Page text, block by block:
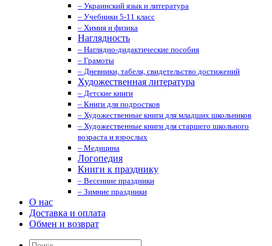
– Украинский язык и литература
– Учебники 5-11 класс
– Химия и физика
Наглядность
– Наглядно-дидактические пособия
– Грамоты
– Дневники, табеля, свидетельство достижений
Художественная литература
– Детские книги
– Книги для подростков
– Художественные книги для младших школьников
– Художественные книги для старшего школьного
возраста и взрослых
– Медицина
Логопедия
Книги к празднику
– Весенние праздники
– Зимние праздники
О нас
Доставка и оплата
Обмен и возврат